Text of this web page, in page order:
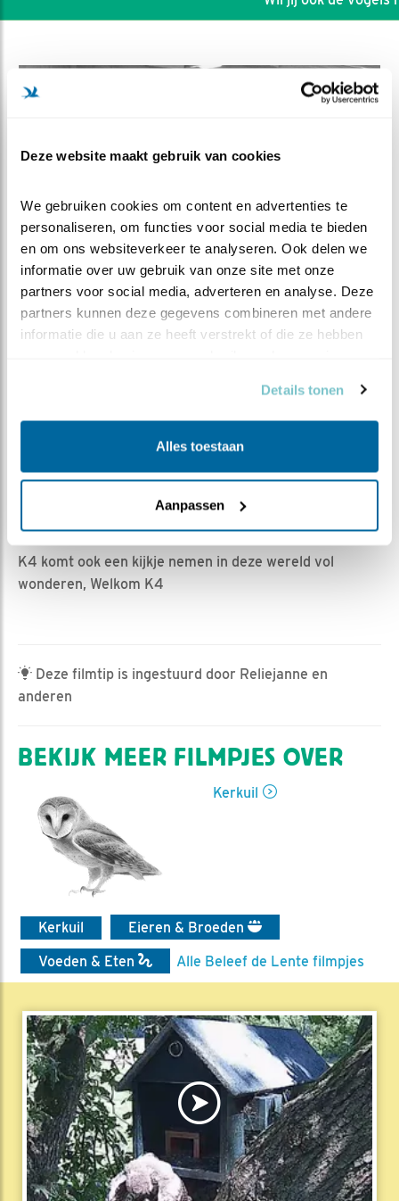
Deze website maakt gebruik van cookies
We gebruiken cookies om content en advertenties te
personaliseren, om functies voor social media te bieden
en om ons websiteverkeer te analyseren. Ook delen we
informatie over uw gebruik van onze site met onze
partners voor social media, adverteren en analyse. Deze
partners kunnen deze gegevens combineren met andere
informatie die u aan ze heeft verstrekt of die ze hebben
Details tonen
Alles toestaan
Aanpassen
DEEL DIT FILMPJE
Marijke Heijne | Geplaatst op 14 mei 2025, 7:45 |
Vind ik leuk| Bewaar dit filmpje|
259x
Gisteren deed M een poging tot het voeren van K1,
maar tot nu toe is hem dat nog nooit gelukt. M is beter
in het vangen van de muizen.
Vandaag
K4 komt ook een kijkje nemen in deze wereld vol
wonderen, Welkom K4
Deze filmtip is ingestuurd door Reliejanne en
anderen
BEKIJK MEER FILMPJES OVER
Kerkuil
Kerkuil
Eieren & Broeden
Voeden & Eten
Alle Beleef de Lente filmpjes